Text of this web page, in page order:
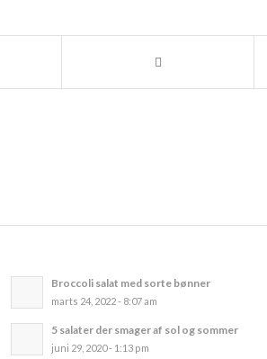
Broccoli salat med sorte bønner
marts 24, 2022 - 8:07 am
5 salater der smager af sol og sommer
juni 29, 2020 - 1:13 pm